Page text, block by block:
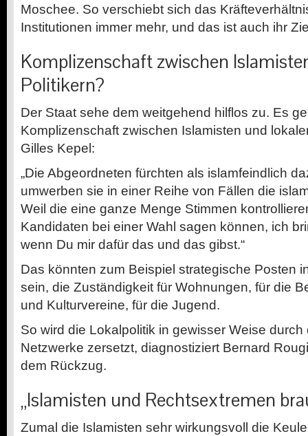
Moschee. So verschiebt sich das
Institutionen immer mehr, und das ist auch ihr
Komplizenschaft zwischen
Politikern?
Der Staat sehe dem weitgehend hilflos zu. Es
Komplizenschaft zwischen Islamisten und
Gilles Kepel:
„Die Abgeordneten fürchten als islamfeindlich
umwerben sie in einer Reihe von Fällen die
Weil die eine ganze Menge Stimmen
Kandidaten bei einer Wahl sagen können, ich
wenn Du mir dafür das und das gibst.“
Das könnten zum Beispiel strategische Posten
sein, die Zuständigkeit für Wohnungen, für die
und Kulturvereine, für die Jugend.
So wird die Lokalpolitik in gewisser Weise durch
Netzwerke zersetzt, diagnostiziert Bernard
dem Rückzug.
„Islamisten und Rechtsextremen
Zumal die Islamisten sehr wirkungsvoll die